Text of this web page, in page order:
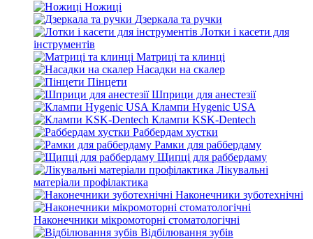
Ножиці
Дзеркала та ручки
Лотки і касети для
інструментів
Матриці та клинці
Насадки на скалер
Пінцети
Шприци для анестезії
Клампи Hygenic USA
Клампи KSK-Dentech
Раббердам хустки
Рамки для раббердаму
Щипці для раббердаму
Лікувальні
матеріали профілактика
Наконечники зуботехнічні
Наконечники мікромоторні стоматологічні
Відбілювання зубів